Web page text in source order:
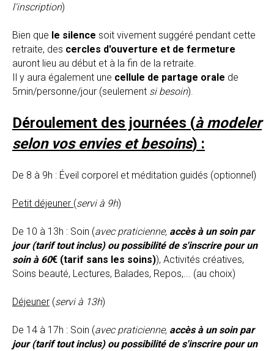
l'inscription)
Bien que le silence soit vivement suggéré pendant cette
retraite, des cercles d'ouverture et de fermeture
auront lieu au début et à la fin de la retraite.
Il y aura également une cellule de partage orale de
5min/personne/jour (seulement si besoin).
Déroulement des journées (à modeler
selon vos envies et besoins) :
De 8 à 9h : Éveil corporel et méditation guidés (optionnel)
Petit déjeuner (servi à 9h)
De 10 à 13h : Soin (avec praticienne, accès à un soin par
jour (tarif tout inclus) ou possibilité de s'inscrire pour un
soin à 60€ (tarif sans les soins)), Activités créatives,
Soins beauté, Lectures, Balades, Repos,... (au choix)
Déjeuner (servi à 13h)
De 14 à 17h : Soin (avec praticienne, accès à un soin par
jour (tarif tout inclus) ou possibilité de s'inscrire pour un